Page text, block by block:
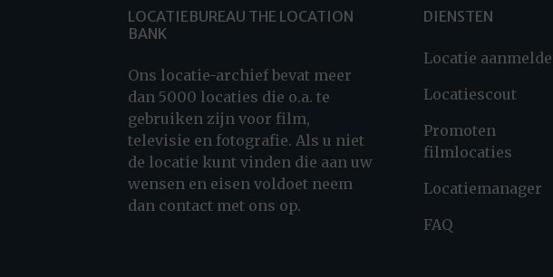
LOCATIEBUREAU THE LOCATION
BANK
Ons locatie-archief bevat meer
dan 5000 locaties die o.a. te
gebruiken zijn voor film,
televisie en fotografie. Als u niet
de locatie kunt vinden die aan uw
wensen en eisen voldoet neem
dan contact met ons op.
DIENSTEN
Locatie
Locatiescout
Promoten
filmlocaties
Locatiemanager
FAQ